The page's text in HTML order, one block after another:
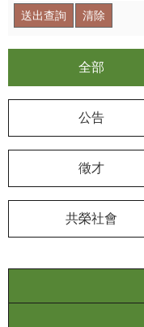
新
消
息
觀
覽
認
我
全部
公告
徵才
共榮社會